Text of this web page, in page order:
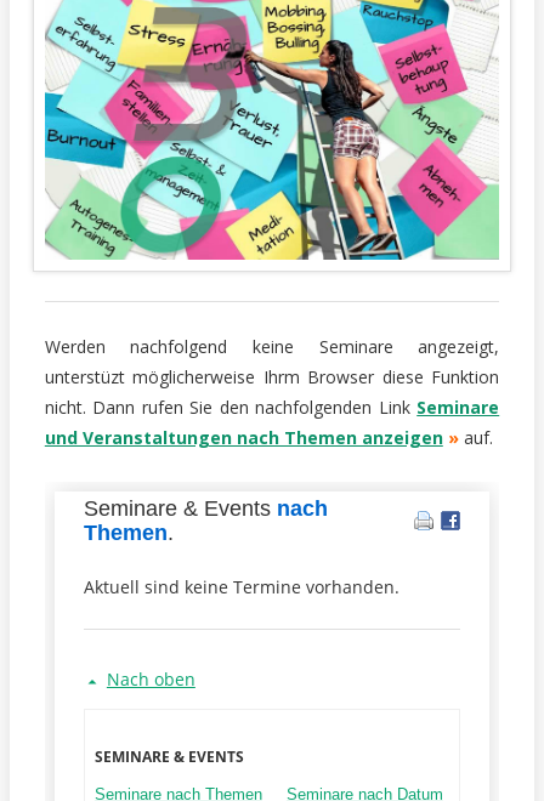
Werden nachfolgend keine Seminare angezeigt,
unterstüztmöglicherweise Ihrm Browser diese Funktion
nicht. Dann rufen Sie den nachfolgenden Link Seminare
und Veranstaltungen nach Themen anzeigen » auf.